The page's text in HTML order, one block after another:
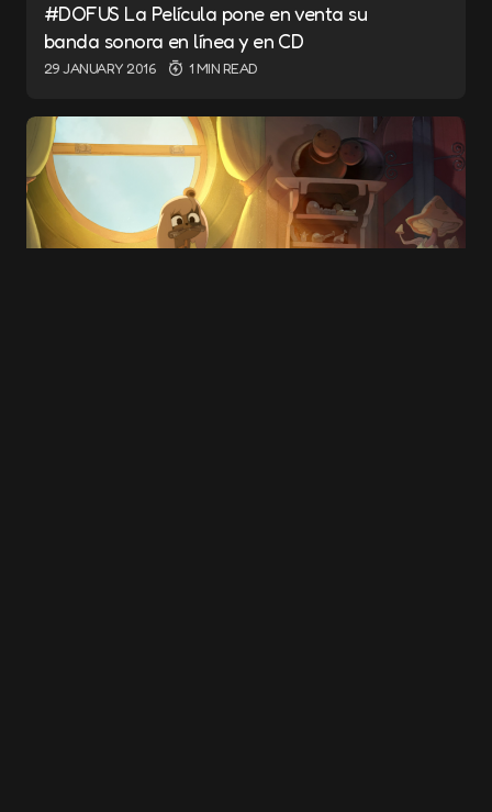
Name*
E-mail*
Save my name and e-mail in this browser for
the next time I comment.
#DOFUS La Película pone en venta su
banda sonora en línea y en CD
29 JANUARY 2016 1 MIN READ